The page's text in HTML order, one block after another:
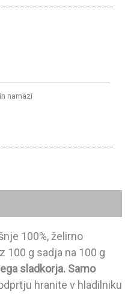
namazi
100%, želirno
100 g sadja na 100 g
sladkorja. Samo
hranite v hladilniku